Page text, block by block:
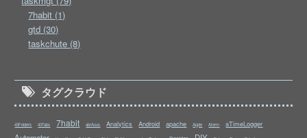
7habit (1)
gtd (30)
taskchute (8)
タグクラウド
43Folders 43Tabs 7habit abrAsus Analytics Android apache Apple Aterm aTimeLogger